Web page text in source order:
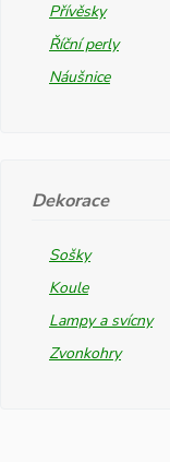
Přívěsky
Říční perly
Náušnice
Dekorace
Sošky
Koule
Lampy a svícny
Zvonkohry